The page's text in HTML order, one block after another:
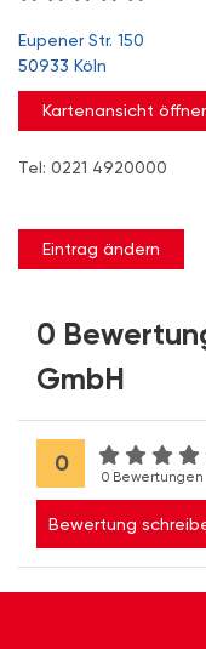
Eupener Str. 150
50933 Köln
Kartenansicht
Tel: 0221 4920000
Eintrag ändern
0
GmbH
0
0 Bewertungen
Bewertung